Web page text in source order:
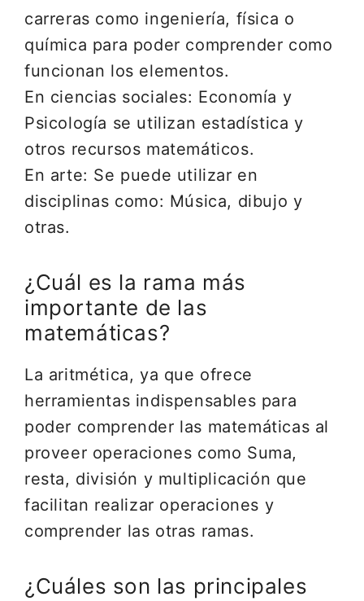
carreras como ingeniería, física o
química para poder comprender como
funcionan los elementos.
En ciencias sociales: Economía y
Psicología se utilizan estadística y
otros recursos matemáticos.
En arte: Se puede utilizar en
disciplinas como: Música, dibujo y
otras.
¿Cuál es la rama más
importante de las
matemáticas?
La aritmética, ya que ofrece
herramientas indispensables para
poder comprender las matemáticas al
proveer operaciones como Suma,
resta, división y multiplicación que
facilitan realizar operaciones y
comprender las otras ramas.
¿Cuáles son las principales